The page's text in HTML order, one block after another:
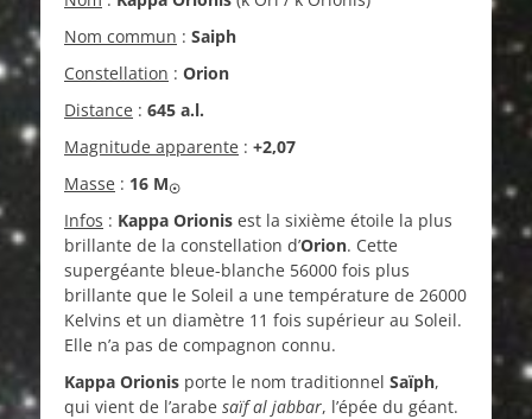
Nom commun : Saiph
Constellation : Orion
Distance : 645 a.l.
Magnitude apparente : +2,07
Masse : 16 M☉
Infos : Kappa Orionis est la sixième étoile la plus
brillante de la constellation d’Orion. Cette
supergéante bleue-blanche 56000 fois plus
brillante que le Soleil a une température de 26000
Kelvins et un diamètre 11 fois supérieur au Soleil.
Elle n’a pas de compagnon connu.
Kappa Orionis porte le nom traditionnel Saïph,
qui vient de l’arabe saïf al jabbar, l’épée du géant.